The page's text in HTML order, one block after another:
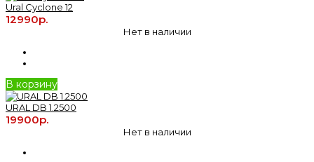
Ural Cyclone 12
12990р.
Нет в наличии
В корзину
URAL DB 1.2500
19900р.
Нет в наличии